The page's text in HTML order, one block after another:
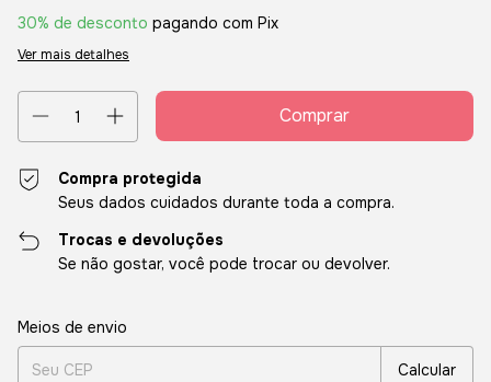
30% de desconto pagando com Pix
Ver mais detalhes
Compra protegida
Seus dados cuidados durante toda a compra.
Trocas e devoluções
Se não gostar, você pode trocar ou devolver.
Entregas para o CEP:
Meios de envio
Calcular